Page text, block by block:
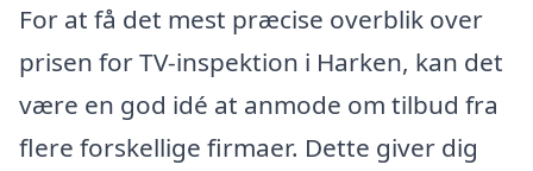
For at få det mest præcise overblik over
prisen for TV-inspektion i Harken, kan det
være en god idé at anmode om tilbud fra
flere forskellige firmaer. Dette giver dig